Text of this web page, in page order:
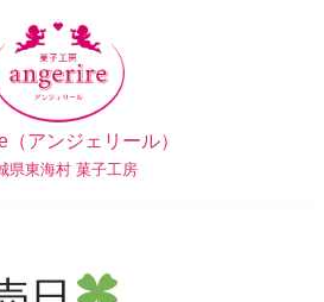
（アンジェリール）
県東海村 菓子工房